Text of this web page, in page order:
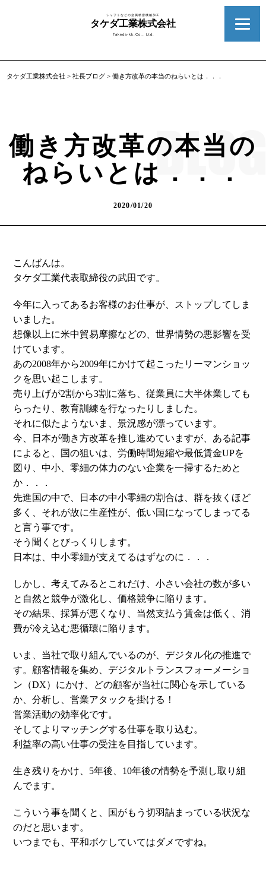
シャフトなどの金属精密機械加工
タケダ工業株式会社
Takeda-kk.Co., Ltd.
タケダ工業株式会社 >社長ブログ >働き方改革の本当のねらいとは．．．
働き方改革の本当の
ねらいとは．．．
2020/01/20
こんばんは。
タケダ工業代表取締役の武田です。
今年に入ってあるお客様のお仕事が、ストップしてしま
いました。
想像以上に米中貿易摩擦などの、世界情勢の悪影響を受
けています。
あの2008年から2009年にかけて起こったリーマンショッ
クを思い起こします。
売り上げが2割から3割に落ち、従業員に大半休業しても
らったり、教育訓練を行なったりしました。
それに似たようないま、景況感が漂っています。
今、日本が働き方改革を推し進めていますが、ある記事
によると、国の狙いは、労働時間短縮や最低賃金UPを
図り、中小、零細の体力のない企業を一掃するためと
か．．．
先進国の中で、日本の中小零細の割合は、群を抜くほど
多く、それが故に生産性が、低い国になってしまってる
と言う事です。
そう聞くとびっくりします。
日本は、中小零細が支えてるはずなのに．．．
しかし、考えてみるとこれだけ、小さい会社の数が多い
と自然と競争が激化し、価格競争に陥ります。
その結果、採算が悪くなり、当然支払う賃金は低く、消
費が冷え込む悪循環に陥ります。
いま、当社で取り組んでいるのが、デジタル化の推進で
す。顧客情報を集め、デジタルトランスフォーメーショ
ン（DX）にかけ、どの顧客が当社に関心を示している
か、分析し、営業アタックを掛ける！
営業活動の効率化です。
そしてよりマッチングする仕事を取り込む。
利益率の高い仕事の受注を目指しています。
生き残りをかけ、5年後、10年後の情勢を予測し取り組
んでます。
こういう事を聞くと、国がもう切羽詰まっている状況な
のだと思います。
いつまでも、平和ボケしていてはダメですね。